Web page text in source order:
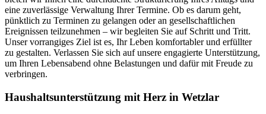
eine zuverlässige Verwaltung Ihrer Termine. Ob es darum geht,
pünktlich zu Terminen zu gelangen oder an gesellschaftlichen
Ereignissen teilzunehmen – wir begleiten Sie auf Schritt und Tritt.
Unser vorrangiges Ziel ist es, Ihr Leben komfortabler und erfüllter
zu gestalten. Verlassen Sie sich auf unsere engagierte Unterstützung,
um Ihren Lebensabend ohne Belastungen und dafür mit Freude zu
verbringen.
Haushalts­unterstützung mit Herz in Wetzlar